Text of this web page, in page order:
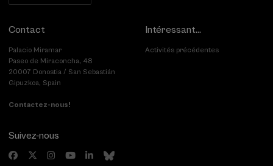
Contact
Palacio Miramar
Paseo de Miraconcha, 48
20007 Donostia / San Sebastián
Gipuzkoa, Spain
Contactez-nous!
Intéressant...
Activités précédentes
Suivez-nous